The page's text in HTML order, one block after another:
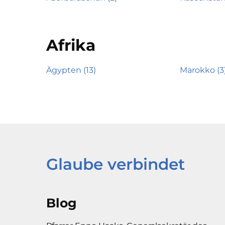
Afrika
Ägypten (13) Marokko
Glaube verbindet
Blog